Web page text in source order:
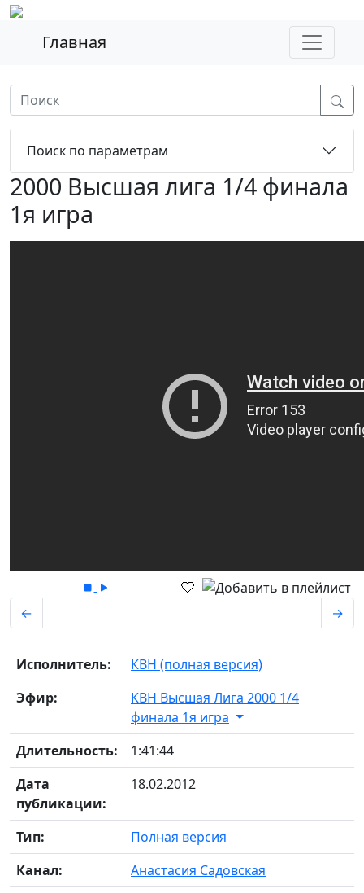
Главная
Поиск по параметрам
2000 Высшая лига 1/4 финала
1я игра
← →
Исполнитель:
КВН (полная версия)
Эфир:
КВН Высшая Лига 2000 1/4
финала 1я игра
Длительность:
1:41:44
Дата
публикации:
18.02.2012
Тип:
Полная версия
Канал:
Анастасия Садовская